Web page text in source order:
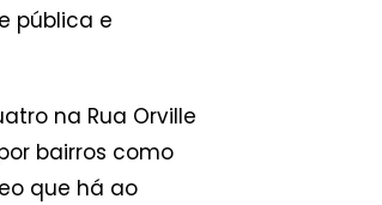
pública e
na Rua Orville
bairros como
que há ao